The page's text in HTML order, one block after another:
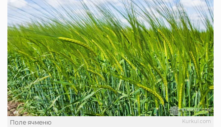
Kurkul.com
Поле ячменю